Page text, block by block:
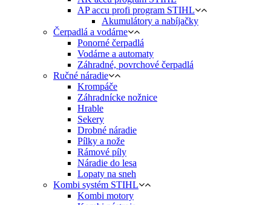
AP accu profi program STIHL
Akumulátory a nabíjačky
Čerpadlá a vodárne
Ponorné čerpadlá
Vodárne a automaty
Záhradné, povrchové čerpadlá
Ručné náradie
Krompáče
Záhradnícke nožnice
Hrable
Sekery
Drobné náradie
Pílky a nože
Rámové píly
Náradie do lesa
Lopaty na sneh
Kombi systém STIHL
Kombi motory